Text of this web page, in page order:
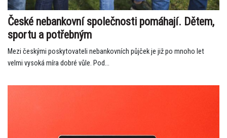
České nebankovní společnosti pomáhají. Dětem,
sportu a potřebným
Mezi českými poskytovateli nebankovních půjček je již po mnoho let
velmi vysoká míra dobré vůle. Pod...